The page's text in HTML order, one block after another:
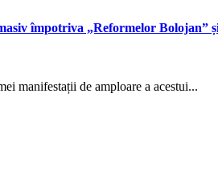
împotriva „Reformelor Bolojan”
manifestații de amploare a acestui...